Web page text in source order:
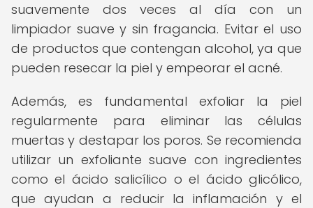
suavemente dos veces al día con un
limpiador suave y sin fragancia. Evitar el uso
de productos que contengan alcohol, ya que
pueden resecar la piel y empeorar el acné.
Además, es fundamental exfoliar la piel
regularmente para eliminar las células
muertas y destapar los poros. Se recomienda
utilizar un exfoliante suave con ingredientes
como el ácido salicílico o el ácido glicólico,
que ayudan a reducir la inflamación y el